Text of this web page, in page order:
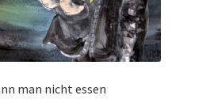
man nicht essen